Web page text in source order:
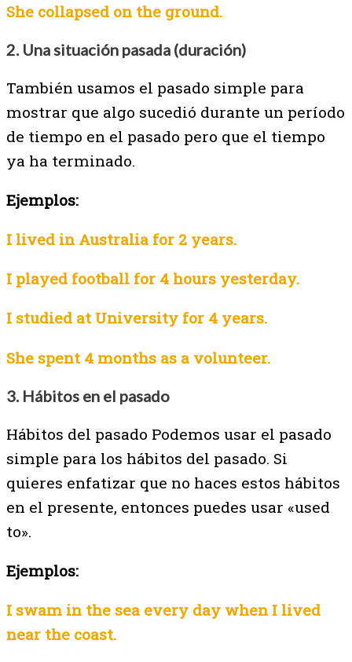
She collapsed on the ground.
2. Una situación pasada (duración)
También usamos el pasado simple para
mostrar que algo sucedió durante un período
de tiempo en el pasado pero que el tiempo
ya ha terminado.
Ejemplos:
I lived in Australia for 2 years.
I played football for 4 hours yesterday.
I studied at University for 4 years.
She spent 4 months as a volunteer.
3. Hábitos en el pasado
Hábitos del pasado Podemos usar el pasado
simple para los hábitos del pasado. Si
quieres enfatizar que no haces estos hábitos
en el presente, entonces puedes usar «used
to».
Ejemplos:
I swam in the sea every day when I lived
near the coast.